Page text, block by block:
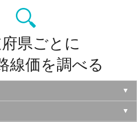
県ごとに
線価を調べる